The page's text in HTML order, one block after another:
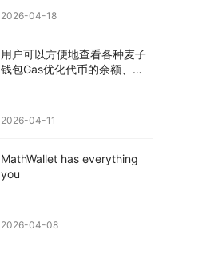
2026-04-18
用户可以方便地查看各种麦子
钱包Gas优化代币的余额、转
2026-04-11
MathWallet has everything
you
2026-04-08